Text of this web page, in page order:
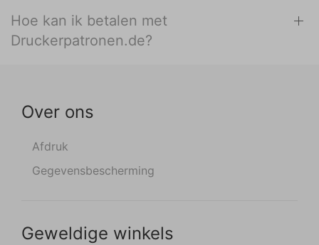
Hoe kan ik betalen met
Druckerpatronen.de?
Over ons
Afdruk
Gegevensbescherming
Geweldige winkels